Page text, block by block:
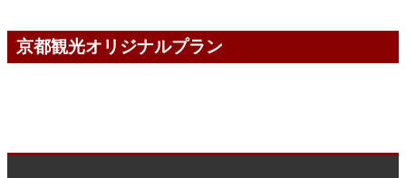
京都観光オリジナルプラン